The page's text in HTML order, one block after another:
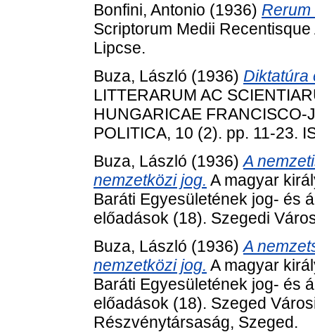
Bonfini, Antonio (1936) Rerum
Scriptorum Medii
Lipcse.
Buza, László (1936) Diktatúra
LITTERARUM AC
HUNGARICAE
POLITICA, 10 (2). pp. 11-23.
Buza, László (1936)A
nemzetközi jog. A magyar
Baráti Egyesületének jog- és
előadások (18). Szegedi
Buza, László (1936)A
nemzetközi jog. A magyar
Baráti Egyesületének jog- és
előadások (18). Szeged
Részvénytársaság, Szeged.